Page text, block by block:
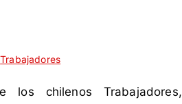
Trabajadores
los chilenos Trabajadores,